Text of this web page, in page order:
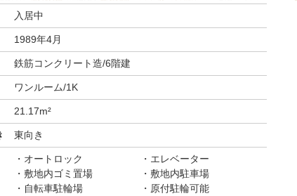
入居中
1989年4月
鉄筋コンクリート造/6階建
ワンルーム/1K
21.17m²
東向き
オートロック
エレベーター
敷地内ゴミ置場
敷地内駐車場
自転車駐輪場
原付駐輪可能